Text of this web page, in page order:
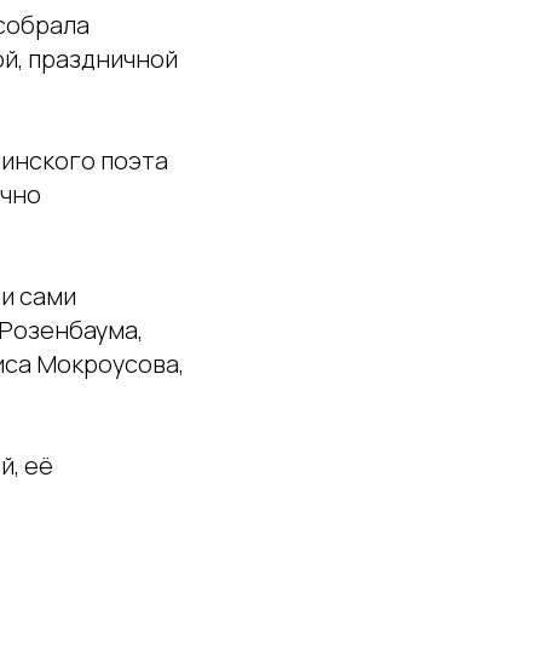
праздничной
поэта
сами
Мокроусова,
её